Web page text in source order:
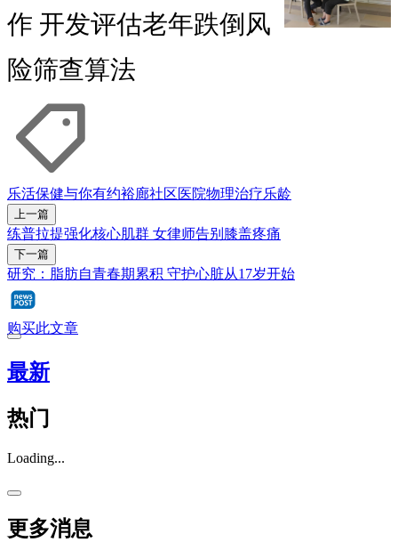
作 开发评估老年跌倒风
险筛查算法
乐活保健与你有约裕廊社区医院物理治疗乐龄
上一篇
练普拉提强化核心肌群 女律师告别膝盖疼痛
下一篇
研究：脂肪自青春期累积 守护心脏从17岁开始
购买此文章
最新
热门
Loading...
更多消息